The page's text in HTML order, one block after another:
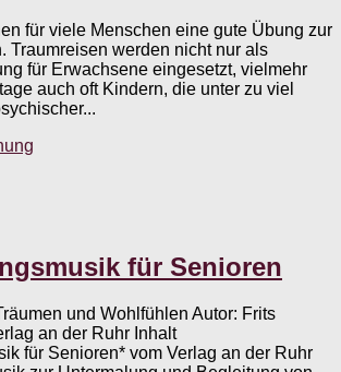
für viele Menschen eine gute Übung zur
Traumreisen werden nicht nur als
für Erwachsene eingesetzt, vielmehr
auch oft Kindern, die unter zu viel
für Senioren
und Wohlfühlen Autor: Frits
an der Ruhr Inhalt
für Senioren* vom Verlag an der Ruhr